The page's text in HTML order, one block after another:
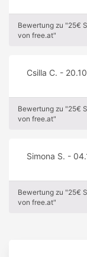
Bewertung zu "25€
von free.at"
Csilla C. -
Bewertung zu "25€
von free.at"
Simona S. -
Bewertung zu "25€
von free.at"